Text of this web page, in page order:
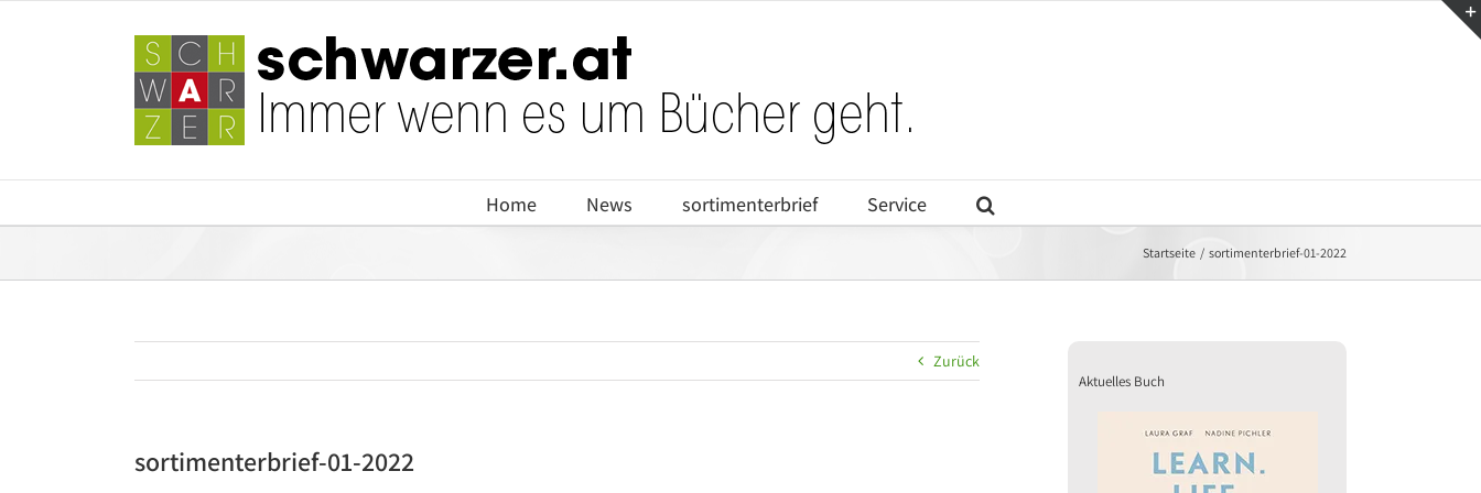
Home News sortimenterbrief Service
Startseite sortimenterbrief-01-2022
Zurück
sortimenterbrief-01-2022
Aktuelles Buch